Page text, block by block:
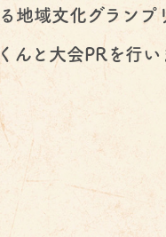
域文化グランプ
んと大会PRを行い